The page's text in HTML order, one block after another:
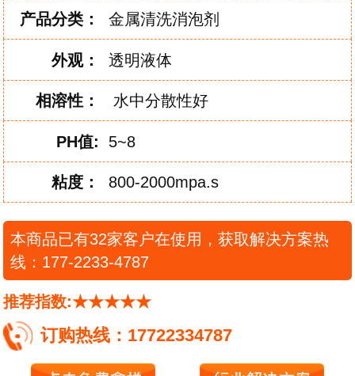
产品分类： 金属清洗消泡剂
外观： 透明液体
相溶性： 水中分散性好
PH值: 5~8
粘度： 800-2000mpa.s
本商品已有32家客户在使用，获取解决方案热
线：177-2233-4787
推荐指数:★★★★★
订购热线：17722334787